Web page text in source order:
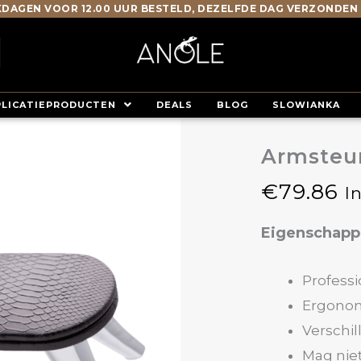
VOOR 12.00 UUR BESTELD, DEZELFDE DAG VERZONDEN
DEALS BLOG SLOWIANKA
€79.86
Mag